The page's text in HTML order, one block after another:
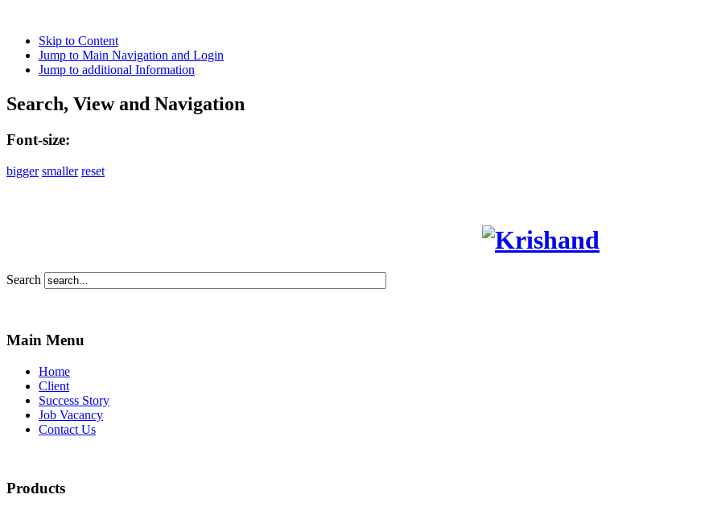
Skip to Content
Jump to Main Navigation and Login
Jump to additional Information
Search, View and Navigation
Font-size:
bigger smaller reset
Search
Main Menu
Home
Client
Success Story
Job Vacancy
Contact Us
Products